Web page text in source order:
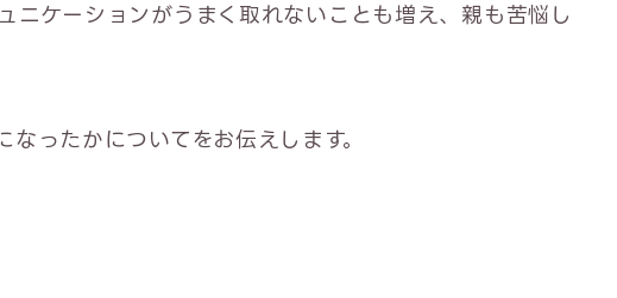
ニケーションがうまく取れないことも増え、親も苦悩し
ったかについてをお伝えします。